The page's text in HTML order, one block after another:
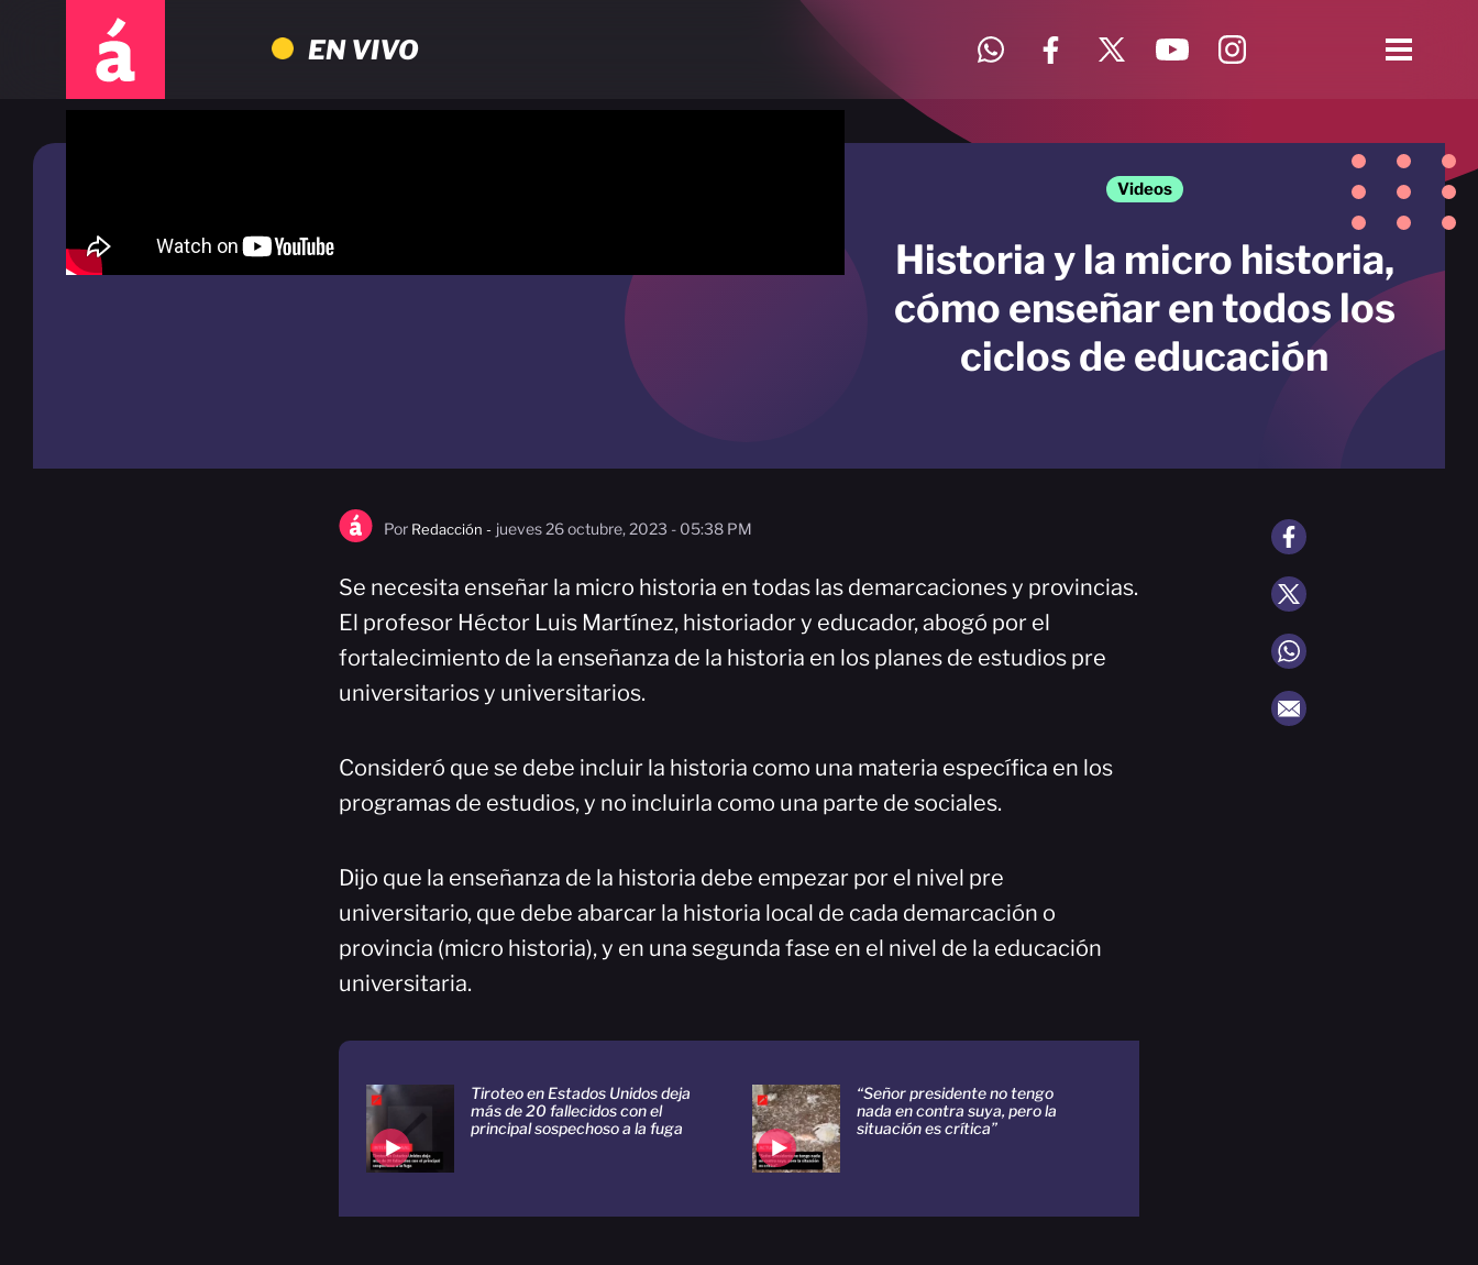
EN VIVO
Videos
Historia y la micro historia,
cómo enseñar en todos los
ciclos de educación
Por Redacción - jueves 26 octubre, 2023 - 05:38 PM
Se necesita enseñar la micro historia en todas las demarcaciones y provincias.
El profesor Héctor Luis Martínez, historiador y educador, abogó por el
fortalecimiento de la enseñanza de la historia en los planes de estudios pre
universitarios y universitarios.
Consideró que se debe incluir la historia como una materia específica en los
programas de estudios, y no incluirla como una parte de sociales.
Dijo que la enseñanza de la historia debe empezar por el nivel pre
universitario, que debe abarcar la historia local de cada demarcación o
provincia (micro historia), y en una segunda fase en el nivel de la educación
universitaria.
Tiroteo en Estados Unidos deja
más de 20 fallecidos con el
principal sospechoso a la fuga
“Señor presidente no tengo
nada en contra suya, pero la
situación es crítica”